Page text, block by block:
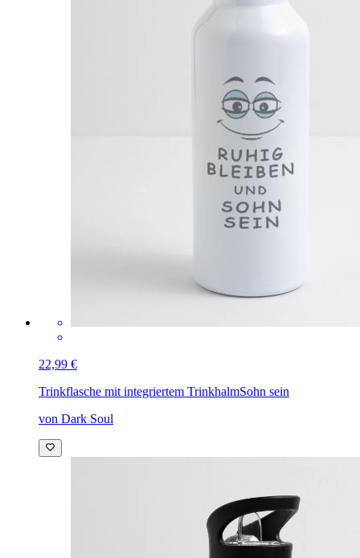
22,99 €
Trinkflasche mit integriertem TrinkhalmSohn sein
von Dark Soul